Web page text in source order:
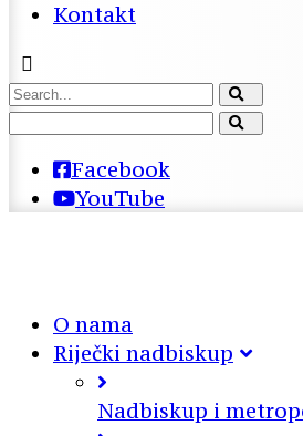
Kontakt
Facebook
YouTube
O nama
Riječki nadbiskup
Nadbiskup i